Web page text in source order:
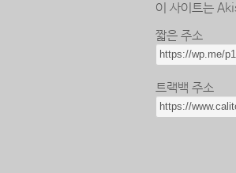
이 사이트는
짧은 주소
트랙백 주소